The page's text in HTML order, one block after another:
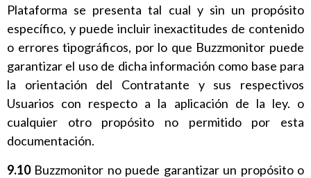
Plataforma se presenta tal cual y sin un propósito
específico, y puede incluir inexactitudes de contenido
o errores tipográficos, por lo que Buzzmonitor puede
garantizar el uso de dicha información como base para
la orientación del Contratante y sus respectivos
Usuarios con respecto a la aplicación de la ley. o
cualquier otro propósito no permitido por esta
documentación.
9.10 Buzzmonitor no puede garantizar un propósito o